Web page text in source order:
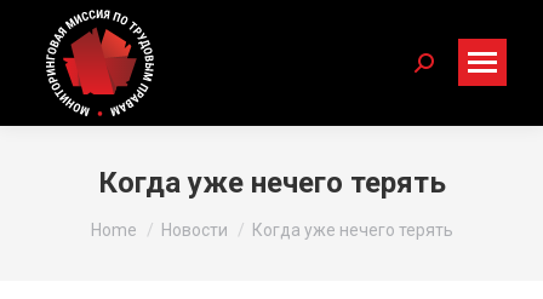
Search:
Когда уже нечего терять
You are here:
Home Новости Когда уже нечего терять